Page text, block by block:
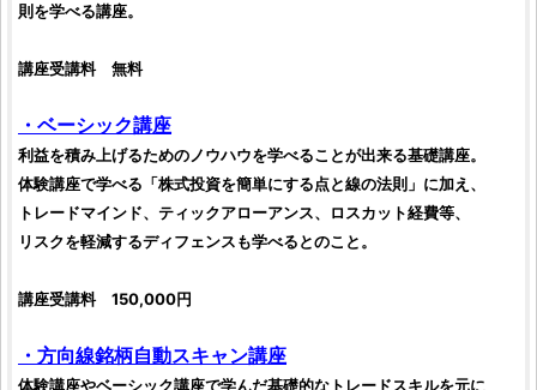
則を学べる講座。
講座受講料 無料
・ベーシック講座
利益を積み上げるためのノウハウを学べることが出来る基礎講座。
体験講座で学べる「株式投資を簡単にする点と線の法則」に加え、
トレードマインド、 ティックアローアンス、 ロスカット経費等、
リスクを軽減するディフェンスも学べるとのこと。
講座受講料 150,000円
・ 方向線銘柄自動スキャン講座
体験講座やベーシック講座で学んだ基礎的な トレードスキルを元に